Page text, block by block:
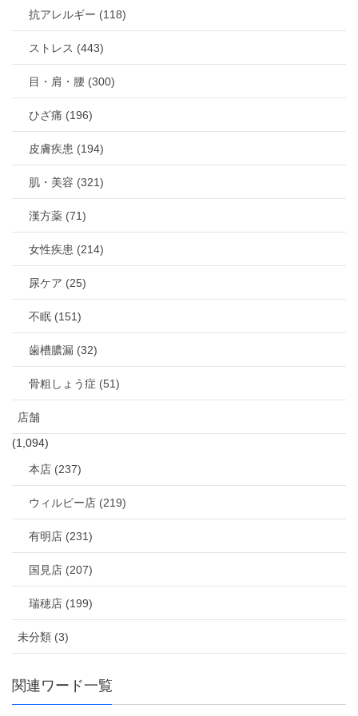
抗アレルギー (118)
ストレス (443)
目・肩・腰 (300)
ひざ痛 (196)
皮膚疾患 (194)
肌・美容 (321)
漢方薬 (71)
女性疾患 (214)
尿ケア (25)
不眠 (151)
歯槽膿漏 (32)
骨粗しょう症 (51)
店舗
(1,094)
本店 (237)
ウィルビー店 (219)
有明店 (231)
国見店 (207)
瑞穂店 (199)
未分類 (3)
関連ワード一覧